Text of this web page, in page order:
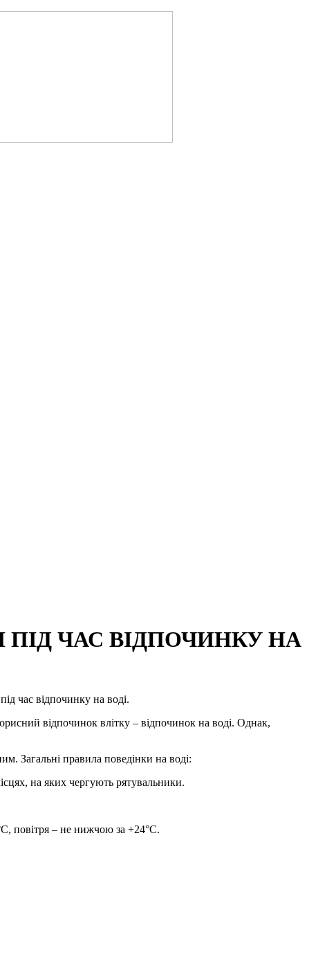
ЧАС ВІДПОЧИНКУ НА
час відпочинку на воді.
відпочинок влітку – відпочинок на воді. Однак,
Загальні правила поведінки на воді:
на яких чергують рятувальники.
повітря – не нижчою за +24°С.